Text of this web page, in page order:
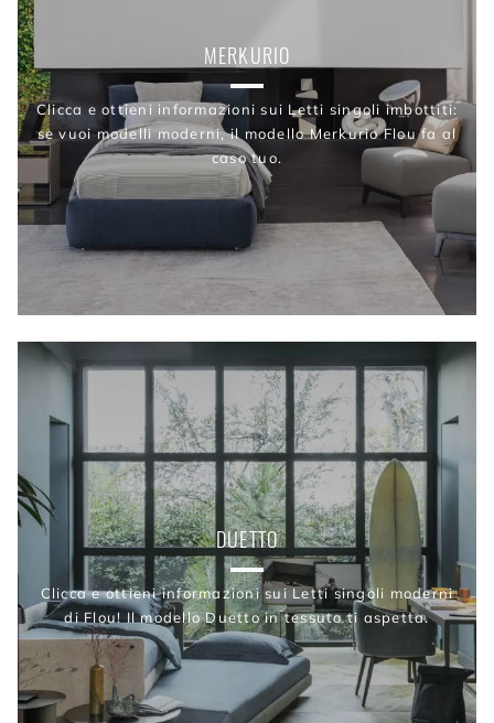
MERKURIO
Clicca e ottieni informazioni sui Letti singoli imbottiti:
se vuoi modelli moderni, il modello Merkurio Flou fa al
caso tuo.
DUETTO
Clicca e ottieni informazioni sui Letti singoli moderni
di Flou! Il modello Duetto in tessuto ti aspetta.